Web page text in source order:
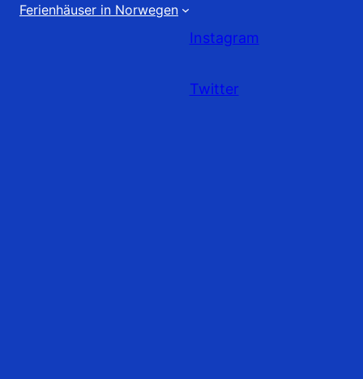
Ferienhäuser in Norwegen
Instagram
Twitter